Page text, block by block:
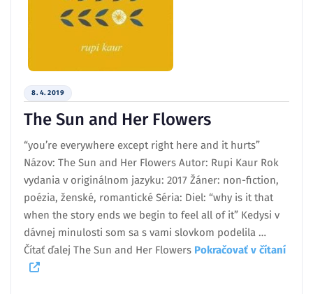
8. 4. 2019
The Sun and Her Flowers
“you’re everywhere except right here and it hurts”
Názov: The Sun and Her Flowers Autor: Rupi Kaur Rok
vydania v originálnom jazyku: 2017 Žáner: non-fiction,
poézia, ženské, romantické Séria: Diel: “why is it that
when the story ends we begin to feel all of it” Kedysi v
dávnej minulosti som sa s vami slovkom podelila …
Čítať ďalej The Sun and Her Flowers Pokračovať v čítaní